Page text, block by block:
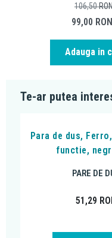
99,00 RON
106,50
Adauga in
Te-ar putea
Para de dus,
functie,
PARE DE
51,29